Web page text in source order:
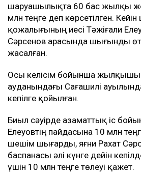
шаруашылықта 60 бас жылқы
млн теңге деп көрсетілген.
қожалығының иесі Тәжіғали
Сәрсенов арасында шығынды
жасалған.
Осы келісім бойынша
ауданындағы Сағашилі
кепілге қойылған.
Биыл сәуірде азаматтық іс
Елеуовтің пайдасына 10 млн
шешім шығарды, яғни Рахат
баспанасы әлі күнге дейін
үшін 10 млн теңге төлеуі қажет.